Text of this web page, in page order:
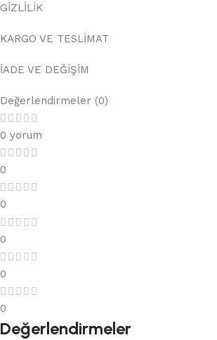
GİZLİLİK
KARGO VE TESLİMAT
İADE VE DEĞİŞİM
Değerlendirmeler (0)
0 yorum
0
0
0
0
0
Değerlendirmeler